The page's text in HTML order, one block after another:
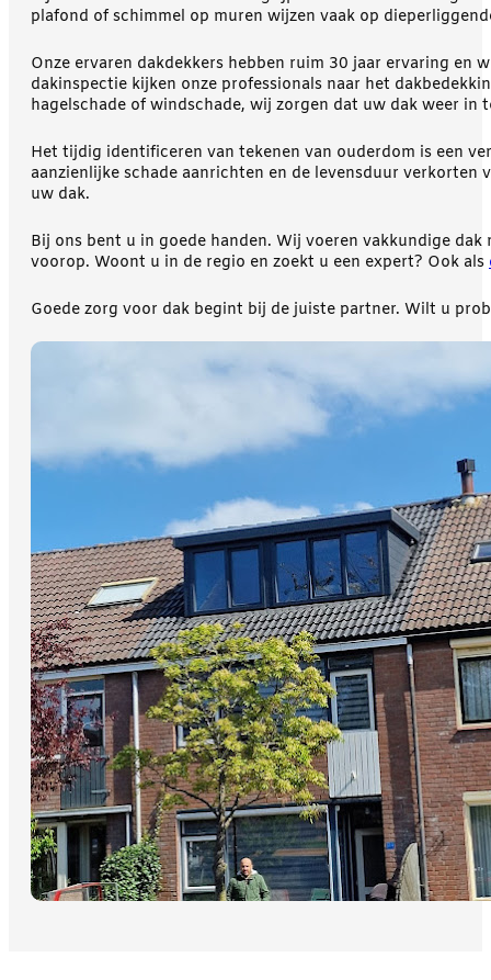
plafond of schimmel op muren wijzen vaak op
Onze ervaren dakdekkers hebben ruim 30 jaar ervaring en
dakinspectie kijken onze professionals naar het
hagelschade of windschade, wij zorgen dat uw dak weer in
Het tijdig identificeren van tekenen van ouderdom is een
aanzienlijke schade aanrichten en de levensduur
uw dak.
Bij ons bent u in goede handen. Wij voeren vakkundige
voorop. Woont u in de regio en zoekt u een expert? Ook als
Goede zorg voor dak begint bij de juiste partner. Wilt u